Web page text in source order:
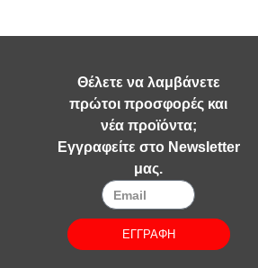
Θέλετε να λαμβάνετε
πρώτοι προσφορές και
νέα προϊόντα;
Εγγραφείτε στο Newsletter
μας.
ΕΓΓΡΑΦΗ